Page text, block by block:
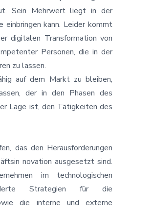
Sein Mehrwert liegt in der
einbringen kann. Leider kommt
digitalen Transformation von
Personen, die in der
zu lassen.
auf dem Markt zu bleiben,
der in den Phasen des
Lage ist, den Tätigkeiten des
das den Herausforderungen
novation ausgesetzt sind.
im technologischen
Strategien für die
die interne und externe